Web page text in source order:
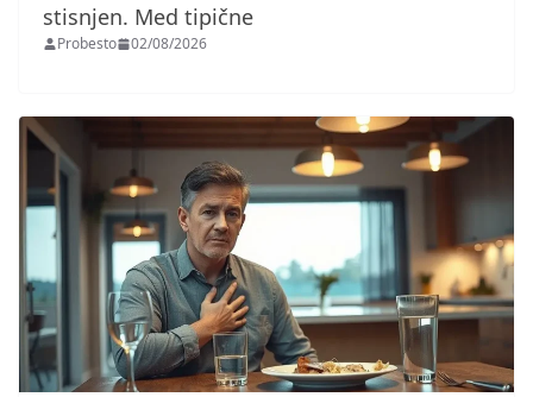
stisnjen. Med tipične
Probesto 02/08/2026